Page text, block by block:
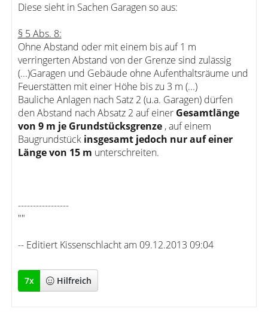
Diese sieht in Sachen Garagen so aus:
§ 5 Abs. 8:
Ohne Abstand oder mit einem bis auf 1 m
verringerten Abstand von der Grenze sind zulässig
(...)Garagen und Gebäude ohne Aufenthaltsräume und
Feuerstätten mit einer Höhe bis zu 3 m (...)
Bauliche Anlagen nach Satz 2 (u.a. Garagen) dürfen
den Abstand nach Absatz 2 auf einer Gesamtlänge
von 9 m je Grundstücksgrenze , auf einem
Baugrundstück insgesamt jedoch nur auf einer
Länge von 15 m unterschreiten.
-----------------
""
-- Editiert Kissenschlacht am 09.12.2013 09:04
7x Hilfreich